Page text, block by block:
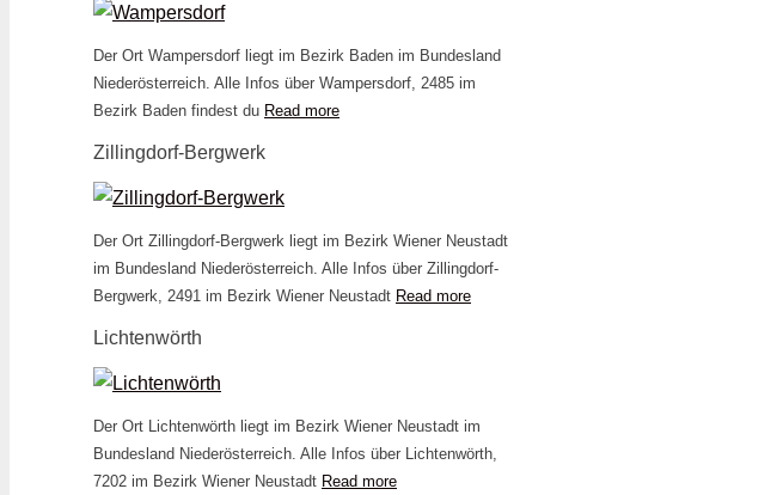
Der Ort Wampersdorf liegt im Bezirk Baden im Bundesland
Niederösterreich. Alle Infos über Wampersdorf, 2485 im
Bezirk Baden findest du Read more
Zillingdorf-Bergwerk
Der Ort Zillingdorf-Bergwerk liegt im Bezirk Wiener Neustadt
im Bundesland Niederösterreich. Alle Infos über Zillingdorf-
Bergwerk, 2491 im Bezirk Wiener Neustadt Read more
Lichtenwörth
Der Ort Lichtenwörth liegt im Bezirk Wiener Neustadt im
Bundesland Niederösterreich. Alle Infos über Lichtenwörth,
7202 im Bezirk Wiener Neustadt Read more